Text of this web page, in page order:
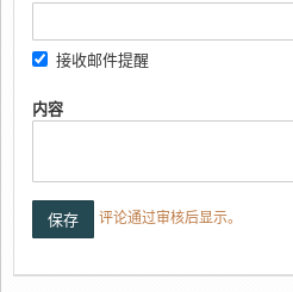
接收邮件提醒
内容
评论通过审核后显示。